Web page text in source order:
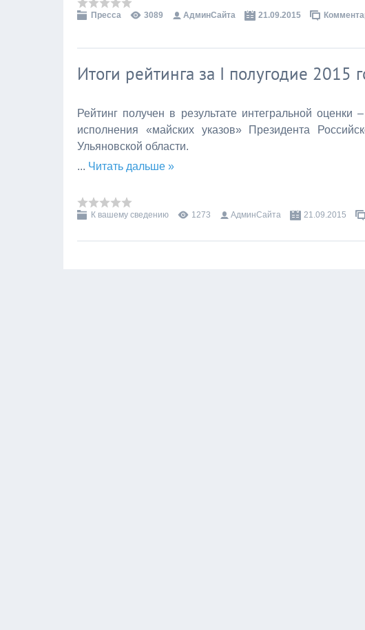
Пресса 3089 АдминСайта 21.09.2015
Итоги рейтинга за I полугодие 2015
Рейтинг получен в результате интегральной
исполнения «майских указов» Президента
Ульяновской области.
... Читать дальше »
К вашему сведению 1273 АдминСайта 21.09.2015